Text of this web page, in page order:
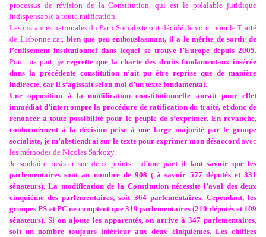
processus de révision de la Constitution, qui est le préalable juridique
indispensable à toute ratification.
Les instances nationales du Parti Socialiste ont décidé de voter pour le Traité
de Lisbonne car, bien que peu enthousiasmant, il a le mérite de sortir de
l’enlisement institutionnel dans lequel se trouve l’Europe depuis 2005.
Pour ma part, je regrette que la charte des droits fondamentaux insérée
dans la précédente constitution n’ait pu être reprise que de manière
indirecte, car il s’agissait selon moi d’un texte fondamental.
Une opposition à la modification constitutionnelle aurait pour effet
immédiat d’interrompre la procédure de ratification du traité, et donc de
renoncer à toute possibilité pour le peuple de s’exprimer. En revanche,
conformément à la décision prise à une large majorité par le groupe
socialiste, je m’abstiendrai sur le texte pour exprimer mon désaccord avec
les méthodes de Nicolas Sarkozy.
Je souhaite insister sur deux points : d’une part il faut savoir que les
parlementaires sont au nombre de 908 ( à savoir 577 députés et 331
sénateurs). La modification de la Constitution nécessite l’aval des deux
cinquième des parlementaires, soit 364 parlementaires. Cependant, les
groupes PS et PC ne comptent que 319 parlementaires (210 députés et 109
sénateurs). Si on ajoute les apparentés, on arrive à 347 parlementaires,
soit un nombre toujours inférieur aux deux cinquièmes. Les chiffres